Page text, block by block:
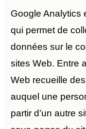
Google Analytics
qui permet de
données sur le
sites Web. Entre
Web recueille
auquel une
partir d’un autre